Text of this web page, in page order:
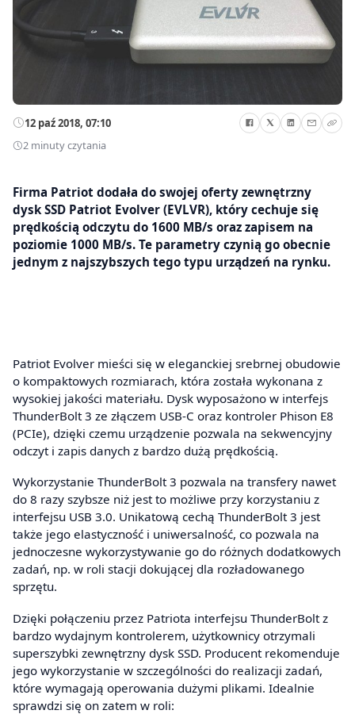
12 paź 2018, 07:10
2 minuty czytania
Firma Patriot dodała do swojej oferty zewnętrzny
dysk SSD Patriot Evolver (EVLVR), który cechuje się
prędkością odczytu do 1600 MB/s oraz zapisem na
poziomie 1000 MB/s. Te parametry czynią go obecnie
jednym z najszybszych tego typu urządzeń na rynku.
Patriot Evolver mieści się w eleganckiej srebrnej obudowie
o kompaktowych rozmiarach, która została wykonana z
wysokiej jakości materiału. Dysk wyposażono w interfejs
ThunderBolt 3 ze złączem USB-C oraz kontroler Phison E8
(PCIe), dzięki czemu urządzenie pozwala na sekwencyjny
odczyt i zapis danych z bardzo dużą prędkością.
Wykorzystanie ThunderBolt 3 pozwala na transfery nawet
do 8 razy szybsze niż jest to możliwe przy korzystaniu z
interfejsu USB 3.0. Unikatową cechą ThunderBolt 3 jest
także jego elastyczność i uniwersalność, co pozwala na
jednoczesne wykorzystywanie go do różnych dodatkowych
zadań, np. w roli stacji dokującej dla rozładowanego
sprzętu.
Dzięki połączeniu przez Patriota interfejsu ThunderBolt z
bardzo wydajnym kontrolerem, użytkownicy otrzymali
superszybki zewnętrzny dysk SSD. Producent rekomenduje
jego wykorzystanie w szczególności do realizacji zadań,
które wymagają operowania dużymi plikami. Idealnie
sprawdzi się on zatem w roli: